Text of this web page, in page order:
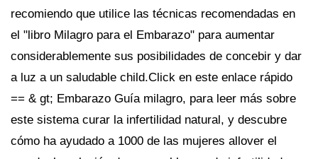
recomiendo que utilice las técnicas recomendadas en
el "libro Milagro para el Embarazo" para aumentar
considerablemente sus posibilidades de concebir y dar
a luz a un saludable child.Click en este enlace rápido
== & gt; Embarazo Guía milagro, para leer más sobre
este sistema curar la infertilidad natural, y descubre
cómo ha ayudado a 1000 de las mujeres allover el